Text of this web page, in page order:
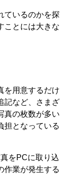
ているのかを探
ことには大きな
を用意するだけ
記など、さまざ
真の枚数が多い
担となっている
をPCに取り込
作業が発生する